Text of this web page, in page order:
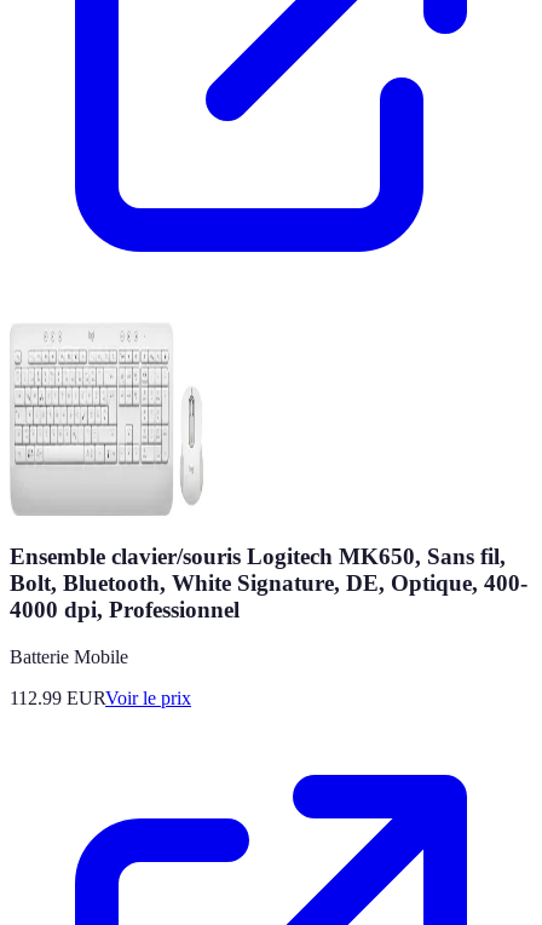
Ensemble clavier/souris Logitech MK650, Sans fil,
Bolt, Bluetooth, White Signature, DE, Optique, 400-
4000 dpi, Professionnel
Batterie Mobile
112.99 EURVoir le prix